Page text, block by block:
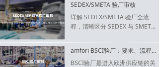
SEDEX/SMETA 验厂审核
详解 SEDEX/SMETA 验厂全流
程，清晰区分 SEDEX 与 SMET
费用、文件清单及结果评级。分
享实操通关技巧，帮企业体系与
质量管理人员快速掌握验厂要
amfori BSCI验厂：要求、流程、费用全解析
BSCI验厂是进入欧洲供应链的关